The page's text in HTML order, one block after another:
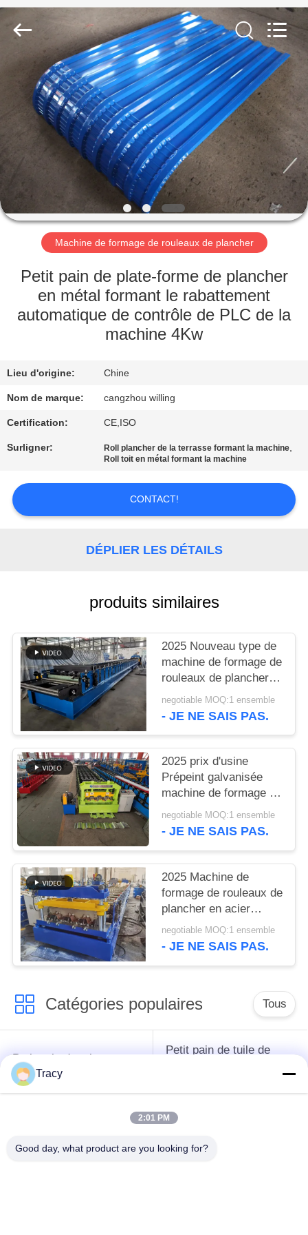
À
MAISON
PRODUITS
À
PROPOS
NOUS
VISITE
CONTRÔLE
DE
LA
PLAN
POLITIQUE
DE
CONFIDENTIALITÉ
International
Trading
Machine de formage de rouleaux de plancher
Petit pain de plate-forme de plancher
en métal formant le rabattement
automatique de contrôle de PLC de la
machine 4Kw
Lieu d'origine: Chine
Nom de marque: cangzhou willing
Certification: CE,ISO
Surligner: Roll plancher de la terrasse formant la machine,
Roll toit en métal formant la machine
CONTACT!
DÉPLIER LES DÉTAILS
produits similaires
2025 Nouveau type de
machine de formage de
rouleaux de plancher
en acier galvanisé
prépeint
negotiable MOQ:1 ensemble
- JE NE SAIS PAS.
2025 prix d'usine
Prépeint galvanisée
machine de formage de
rouleaux de plancher
en acier
negotiable MOQ:1 ensemble
- JE NE SAIS PAS.
2025 Machine de
formage de rouleaux de
plancher en acier
galvanisé prépeint
negotiable MOQ:1 ensemble
- JE NE SAIS PAS.
Catégories populaires Tous
Petit pain de toit
formant la machine
Petit pain de tuile de
de descente
Machine de formage
à volets
Tracy
2:01 PM
Good day, what product are you looking for?